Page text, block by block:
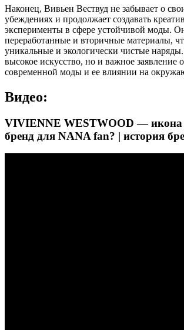
Наконец, Вивьен Вествуд не забывает о
убеждениях и продолжает создавать
эксперименты в сфере устойчивой моды.
переработанные и вторичные материалы,
уникальные и экологически чистые
высокое искусство, но и важное заявление
современной моды и ее влиянии на
Видео:
VIVIENNE WESTWOOD — икона
бренд для NANA fan? | история